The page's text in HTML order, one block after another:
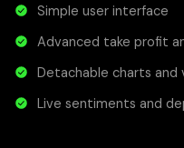
Simple user interface
Advanced take profit
Detachable charts
Live sentiments and